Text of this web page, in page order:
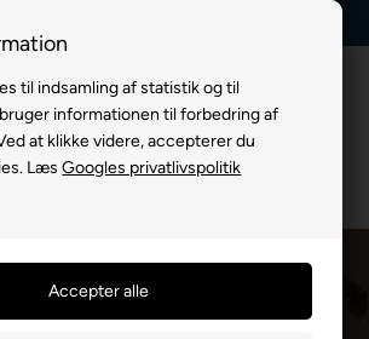
til indsamling af statistik og til
informationen til forbedring af
at klikke videre, accepterer du
LæsGoogles privatlivspolitik
Calibra JOY
/Calibra JOY